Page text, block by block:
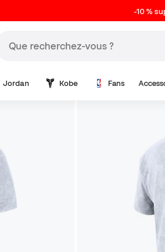
-10 %
Jordan Kobe Fans